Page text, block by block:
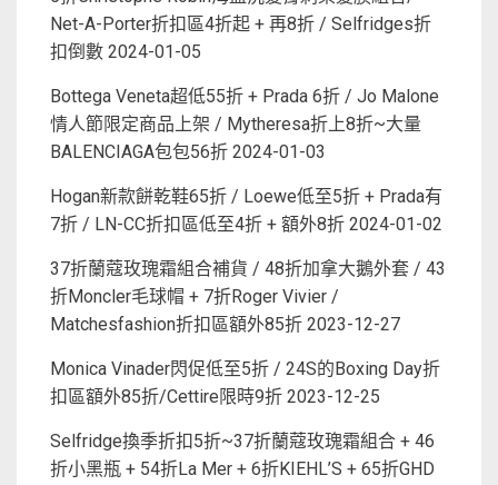
Net-A-Porter折扣區4折起 + 再8折 / Selfridges折
扣倒數 2024-01-05
Bottega Veneta超低55折 + Prada 6折 / Jo Malone
情人節限定商品上架 / Mytheresa折上8折~大量
BALENCIAGA包包56折 2024-01-03
Hogan新款餅乾鞋65折 / Loewe低至5折 + Prada有
7折 / LN-CC折扣區低至4折 + 額外8折 2024-01-02
37折蘭蔻玫瑰霜組合補貨 / 48折加拿大鵝外套 / 43
折Moncler毛球帽 + 7折Roger Vivier /
Matchesfashion折扣區額外85折 2023-12-27
Monica Vinader閃促低至5折 / 24S的Boxing Day折
扣區額外85折/Cettire限時9折 2023-12-25
Selfridge換季折扣5折~37折蘭蔻玫瑰霜組合 + 46
折小黑瓶 + 54折La Mer + 6折KIEHL’S + 65折GHD